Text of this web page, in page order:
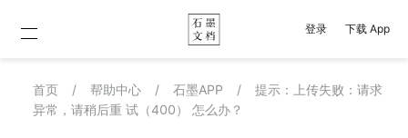
登录 下载 App
首页 / 帮助中心 / 石墨APP /
提示：上传失败：请求
异常，请稍后重 试（400） 怎么办？